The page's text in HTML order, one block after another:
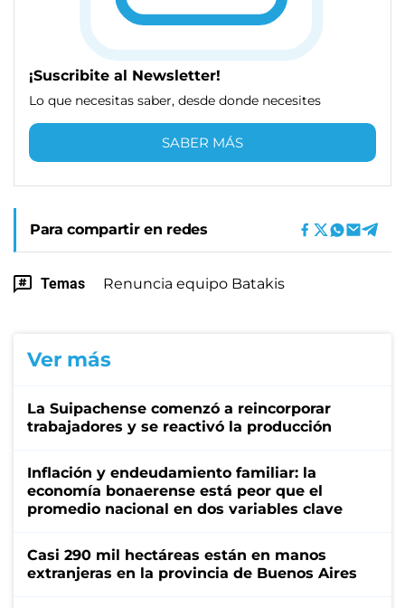
¡Suscribite al Newsletter!
Lo que necesitas saber, desde donde necesites
SABER MÁS
Para compartir en redes
Temas Renuncia equipo Batakis
Ver más
La Suipachense comenzó a reincorporar
trabajadores y se reactivó la producción
Inflación y endeudamiento familiar: la
economía bonaerense está peor que el
promedio nacional en dos variables clave
Casi 290 mil hectáreas están en manos
extranjeras en la provincia de Buenos Aires